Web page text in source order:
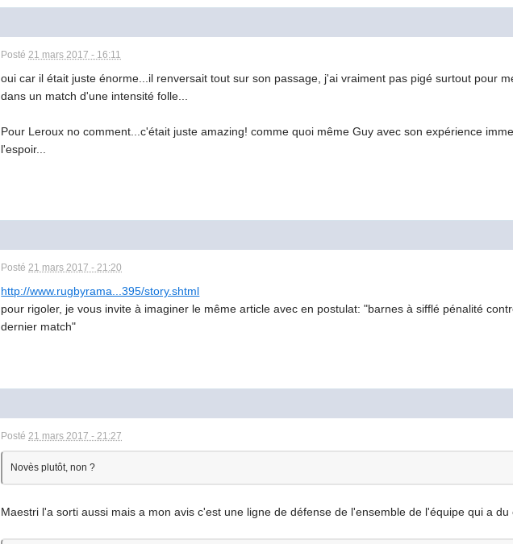
Posté21 mars 2017 - 16:11
oui car il était juste énorme...il renversait tout sur son passage, j'ai vraiment pas pigé surtout pour
dans un match d'une intensité folle...
Pour Leroux no comment...c'était juste amazing! comme quoi même Guy avec son expérience
l'espoir...
Posté21 mars 2017 - 21:20
http://www.rugbyrama...395/story.shtml
pour rigoler, je vous invite à imaginer le même article avec en postulat: "barnes à sifflé pénalité
dernier match"
Posté21 mars 2017 - 21:27
Novès plutôt, non ?
Maestri l'a sorti aussi mais a mon avis c'est une ligne de défense de l'ensemble de l'équipe qui a du